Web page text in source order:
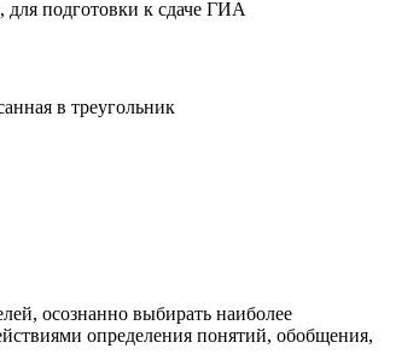
для подготовки к сдаче ГИА
в треугольник
осознанно выбирать наиболее
определения понятий, обобщения,